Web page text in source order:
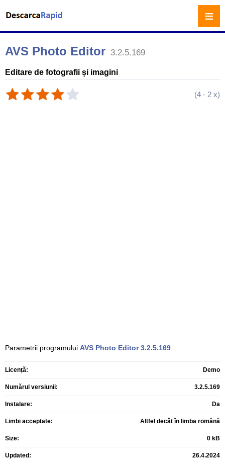
AVS Photo Editor 3.2.5.169
Editare de fotografii și imagini
(4 - 2 x)
Parametrii programului AVS Photo Editor 3.2.5.169
Licență: Demo
Numărul versiunii: 3.2.5.169
Instalare: Da
Limbi acceptate: Altfel decât în limba română
Size: 0 kB
Updated: 26.4.2024
≡